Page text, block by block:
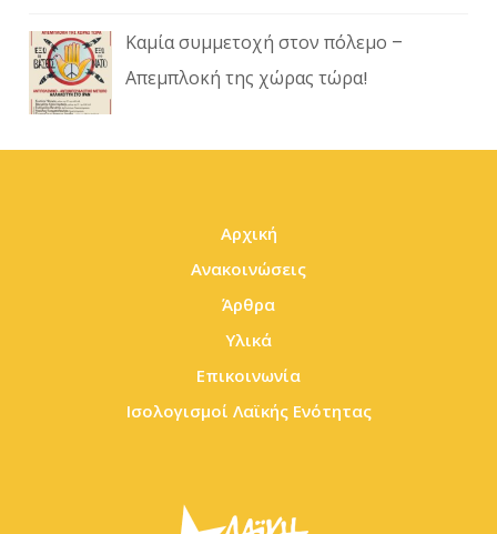
Καμία συμμετοχή στον πόλεμο –
Απεμπλοκή της χώρας τώρα!
Αρχική
Ανακοινώσεις
Άρθρα
Υλικά
Επικοινωνία
Ισολογισμοί Λαϊκής Ενότητας